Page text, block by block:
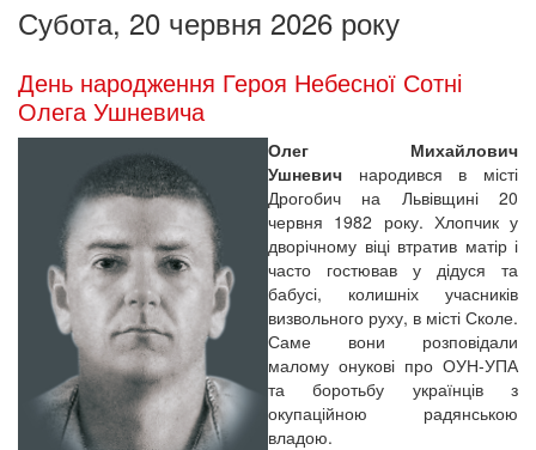
Субота, 20 червня 2026 року
День народження Героя Небесної Сотні
Олега Ушневича
Олег Михайлович
Ушневич народився в місті
Дрогобич на Львівщині 20
червня 1982 року. Хлопчик у
дворічному віці втратив матір і
часто гостював у дідуся та
бабусі, колишніх учасників
визвольного руху, в місті Сколе.
Саме вони розповідали
малому онукові про ОУН-УПА
та боротьбу українців з
окупаційною радянською
владою.